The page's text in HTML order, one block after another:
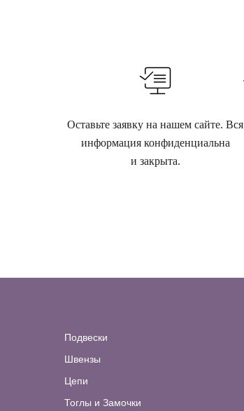
Оставьте заявку на нашем сайте. Вся
информация конфиденциальна
и закрыта.
Подвески
Швензы
Цепи
Тоглы и Замочки